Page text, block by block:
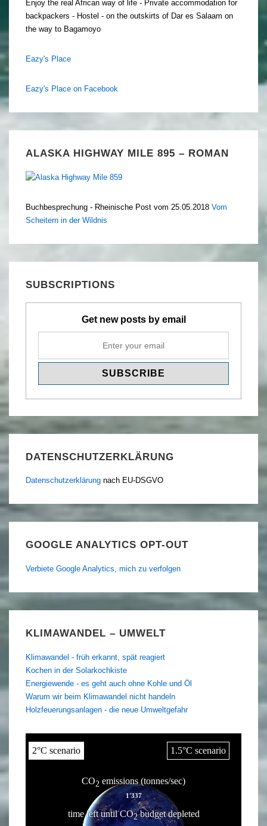
Enjoy the real African way of life - Private accommodation for
backpackers - Hostel - on the outskirts of Dar es Salaam on
the way to Bagamoyo
Eazy's Place
Eazy's Place on Facebook
ALASKA HIGHWAY MILE 895 – ROMAN
Buchbesprechung - Rheinische Post vom 25.05.2018 Vom
Scheitern in der Wildnis
SUBSCRIPTIONS
Get new posts by email
DATENSCHUTZERKLÄRUNG
Datenschutzerklärung nach EU-DSGVO
GOOGLE ANALYTICS OPT-OUT
Verbiete Google Analytics, mich zu verfolgen
KLIMAWANDEL – UMWELT
Klimawandel - früh erkannt, spät reagiert
Kochen in der Solarkochkiste
Energiewende - es geht auch ohne Kohle und Öl
Warum wir beim Klimawandel nicht handeln
Holzfeuerungsanlagen - die neue Umweltgefahr